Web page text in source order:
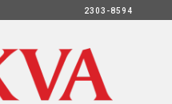
2303-8594